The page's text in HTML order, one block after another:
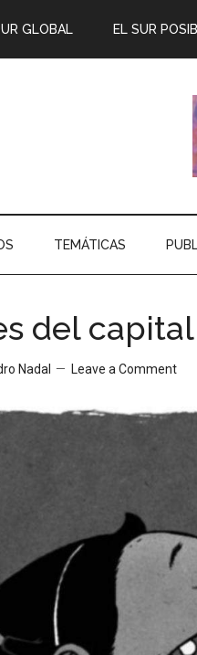
GLOBAL EL SUR
TEMÁTICAS
del
Nadal Leave a Comment